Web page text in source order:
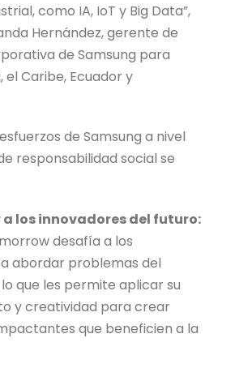
como IA, IoT y Big Data”,
Hernández, gerente de
de Samsung para
Caribe, Ecuador y
de Samsung a nivel
responsabilidad social se
a los innovadores del futuro:
desafía a los
abordar problemas del
que les permite aplicar su
y creatividad para crear
que beneficien a la